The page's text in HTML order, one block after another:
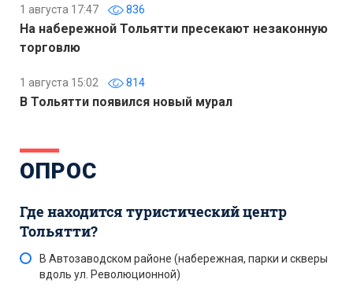
1 августа 17:47 836
На набережной Тольятти пресекают незаконную
торговлю
1 августа 15:02 814
В Тольятти появился новый мурал
ОПРОС
Где находится туристический центр
Тольятти?
В Автозаводском районе (набережная, парки и скверы
вдоль ул. Революционной)